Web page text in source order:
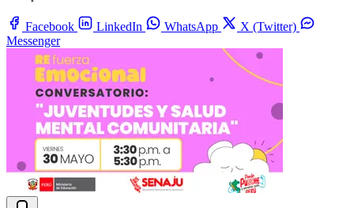
Facebook LinkedIn WhatsApp
X (Twitter)
Messenger